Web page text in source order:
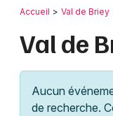
Publier un
Grands
Bordeaux
Lille
Retour
Accueil Val de Briey
Val de
Aucun
de recherche.
Où ?
Lorraine
Partout
Quand ?